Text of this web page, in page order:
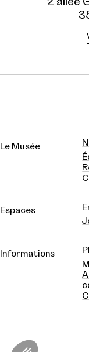
Le Musée
Espaces
Informations